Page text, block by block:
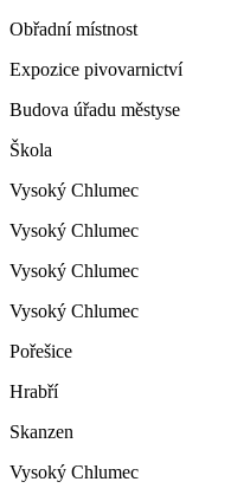
Obřadní místnost
Expozice pivovarnictví
Budova úřadu městyse
Škola
Vysoký Chlumec
Vysoký Chlumec
Vysoký Chlumec
Vysoký Chlumec
Pořešice
Hrabří
Skanzen
Vysoký Chlumec